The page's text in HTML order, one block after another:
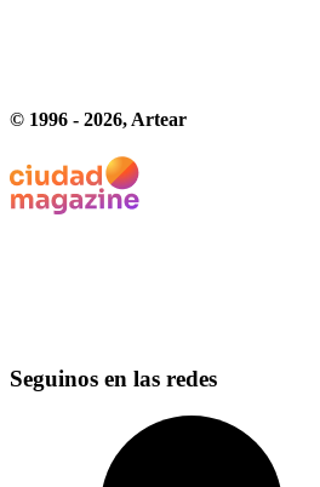
© 1996 - 2026, Artear
Seguinos en las redes